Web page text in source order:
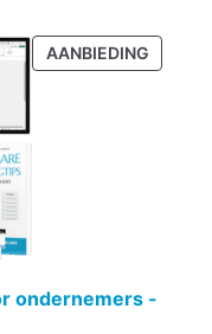
AANBIEDING
IN
ondernemers -